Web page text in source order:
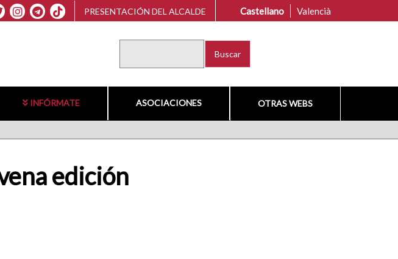
PRESENTACIÓN DEL ALCALDE Castellano Valencià
INFÓRMATE ASOCIACIONES OTRAS WEBS
edición